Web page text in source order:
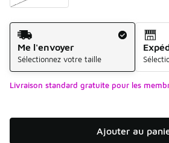
Mode d'expédition
Me l'envoyer
Sélectionnez votre taille
Livraison standard gratuite pour les
Ajouter au